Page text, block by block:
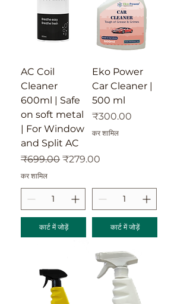
AC Coil
Cleaner
600ml | Safe
on soft metal
| For Window
and Split AC
नियमित मूल्य
₹699.00 बिक्री मूल्य
₹279.00
कर शामिल
कार्ट में जोड़ें
Eko Power
Car Cleaner |
500 ml
मूल्य
₹300.00
कर शामिल
कार्ट में जोड़ें